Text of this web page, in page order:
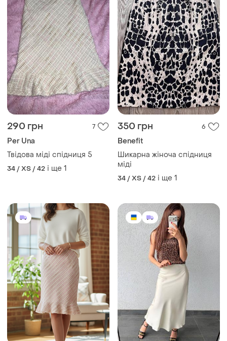
290 грн 7
Per Una
Твідова міді спідниця 5
34 / XS / 42 і ще 1
350 грн 6
Benefit
Шикарна жіноча спідниця
міді
34 / XS / 42 і ще 1